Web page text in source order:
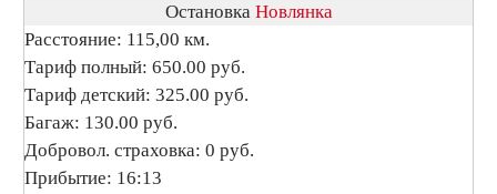
Остановка Новлянка
Расстояние: 115,00 км.
Тариф полный: 650.00 руб.
Тариф детский: 325.00 руб.
Багаж: 130.00 руб.
Добровол. страховка: 0 руб.
Прибытие: 16:13